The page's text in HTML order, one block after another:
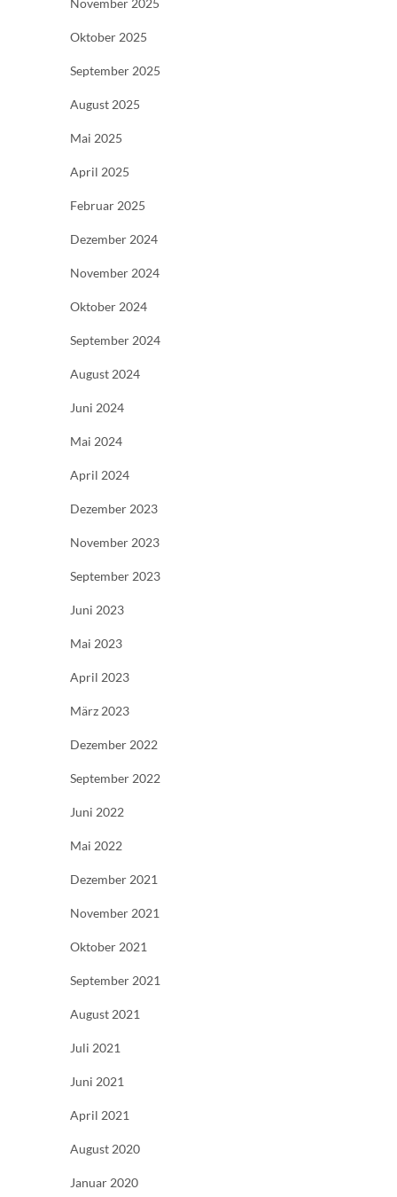
November 2025
Oktober 2025
September 2025
August 2025
Mai 2025
April 2025
Februar 2025
Dezember 2024
November 2024
Oktober 2024
September 2024
August 2024
Juni 2024
Mai 2024
April 2024
Dezember 2023
November 2023
September 2023
Juni 2023
Mai 2023
April 2023
März 2023
Dezember 2022
September 2022
Juni 2022
Mai 2022
Dezember 2021
November 2021
Oktober 2021
September 2021
August 2021
Juli 2021
Juni 2021
April 2021
August 2020
Januar 2020